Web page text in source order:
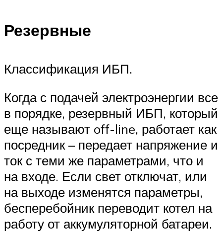
Резервные
Классификация ИБП.
Когда с подачей электроэнергии все
в порядке, резервный ИБП, который
еще называют off-line, работает как
посредник – передает напряжение и
ток с теми же параметрами, что и
на входе. Если свет отключат, или
на выходе изменятся параметры,
бесперебойник переводит котел на
работу от аккумуляторной батареи.